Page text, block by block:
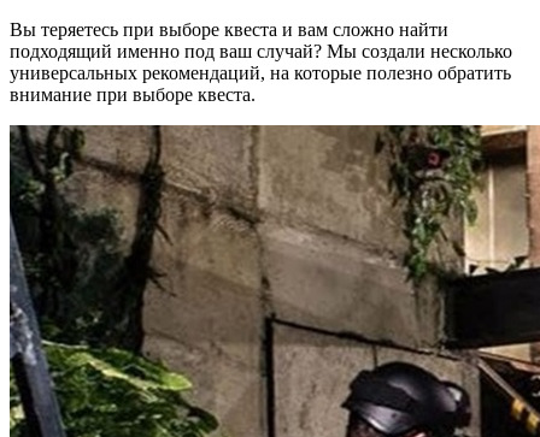
Вы теряетесь при выборе квеста и вам сложно найти
подходящий именно под ваш случай? Мы создали несколько
универсальных рекомендаций, на которые полезно обратить
внимание при выборе квеста.